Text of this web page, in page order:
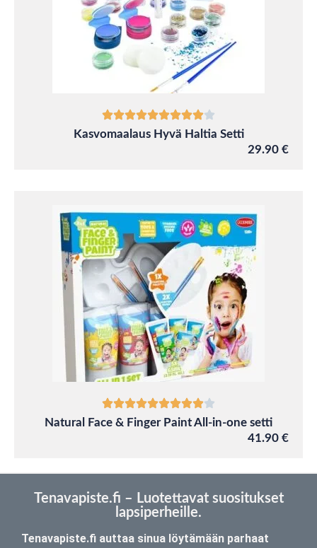
Kasvomaalaus Hyvä Haltia Setti
29.90 €
Natural Face & Finger Paint All-in-one setti
41.90 €
Tenavapiste.fi – Luotettavat suositukset
lapsiperheille.
Tenavapiste.fi auttaa sinua löytämään parhaat